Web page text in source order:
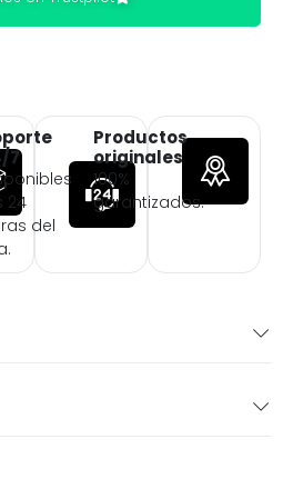
7
24
del
Productos
originales
100%
garantizados.